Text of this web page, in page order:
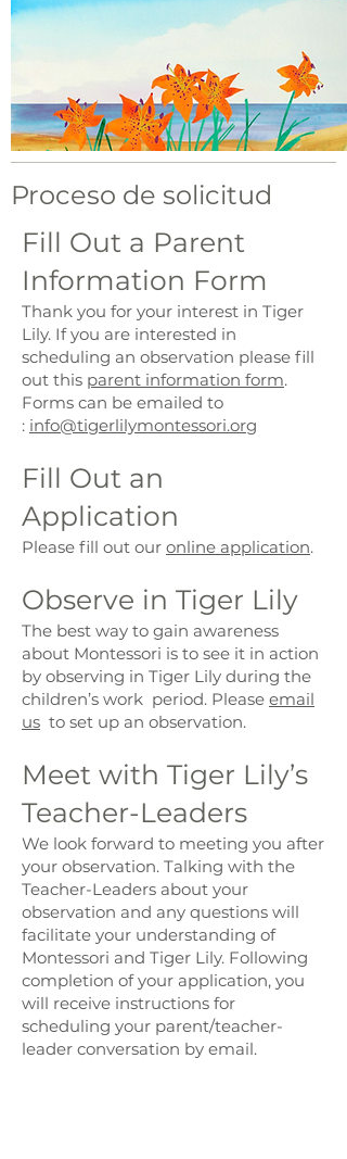
Proceso de solicitud
Fill Out a Parent
Information Form
Thank you for your interest in Tiger
Lily. If you are interested in
scheduling an observation please fill
out this parent information form.
Forms can be emailed to
: info@tigerlilymontessori.org
Fill Out an
Application
Please fill out our online application.
Observe in Tiger Lily
The best way to gain awareness
about Montessori is to see it in action
by observing in Tiger Lily during the
children’s work period. Please email
us to set up an observation.
Meet with Tiger Lily’s
Teacher-Leaders
We look forward to meeting you after
your observation. Talking with the
Teacher-Leaders about your
observation and any questions will
facilitate your understanding of
Montessori and Tiger Lily. Following
completion of your application, you
will receive instructions for
scheduling your parent/teacher-
leader conversation by email.